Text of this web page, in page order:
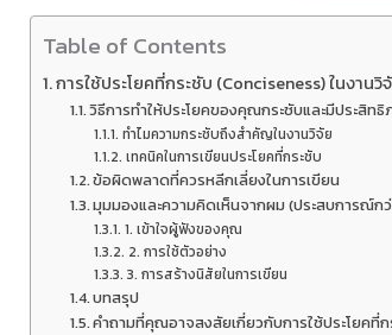
Table of Contents
การใช้ประโยคที่กระชับ (Conciseness) ในงาน
วิธีการทำให้ประโยคของคุณกระชับและมีประสิทธิ
ทำไมความกระชับถึงสำคัญในงานวิจัย
เทคนิคในการเขียนประโยคที่กระชับ
ข้อผิดพลาดที่ควรหลีกเลี่ยงในการเขียน
มุมมองและความคิดเห็นจากผม (ประสบการณ์ก
1. เข้าใจผู้ฟังของคุณ
2. การใช้ตัวอย่าง
3. การสร้างนิสัยในการเขียน
บทสรุป
คำถามที่คุณอาจสงสัยเกี่ยวกับการใช้ประโยคที่ก